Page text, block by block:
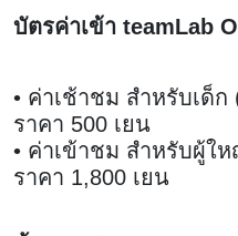
บัตรค่าเข้า teamLab
• ค่าเช้าชม สำหรับเด็
ราคา 500 เยน
• ค่าเข้าชม สำหรับผู้ใ
ราคา 1,800 เยน